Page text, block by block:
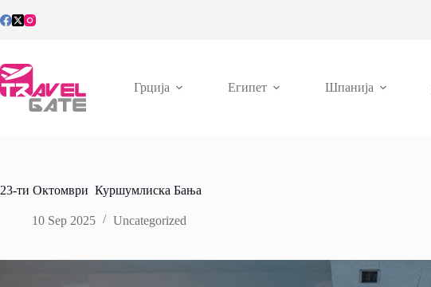
to
Грција Египет Шпанија
23-ти Октомври Куршумлиска Бања
10 Sep 2025 Uncategorized